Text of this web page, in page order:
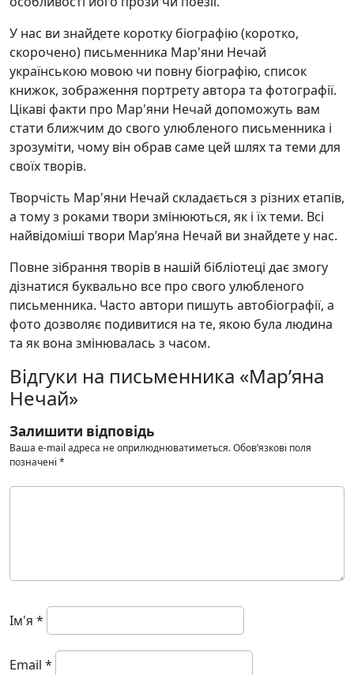
У нас ви знайдете коротку біографію (коротко,
скорочено) письменника Мар'яни Нечай
українською мовою чи повну біографію, список
книжок, зображення портрету автора та фотографії.
Цікаві факти про Мар'яни Нечай допоможуть вам
стати ближчим до свого улюбленого письменника і
зрозуміти, чому він обрав саме цей шлях та теми для
своїх творів.
Творчість Мар'яни Нечай складається з різних етапів,
а тому з роками твори змінюються, як і їх теми. Всі
найвідоміші твори Мар’яна Нечай ви знайдете у нас.
Повне зібрання творів в нашій бібліотеці дає змогу
дізнатися буквально все про свого улюбленого
письменника. Часто автори пишуть автобіографії, а
фото дозволяє подивитися на те, якою була людина
та як вона змінювалась з часом.
Відгуки на письменника «Мар’яна
Нечай»
Залишити відповідь
Ваша e-mail адреса не оприлюднюватиметься.Обов’язкові поля
позначені *
Ім'я *
Email *